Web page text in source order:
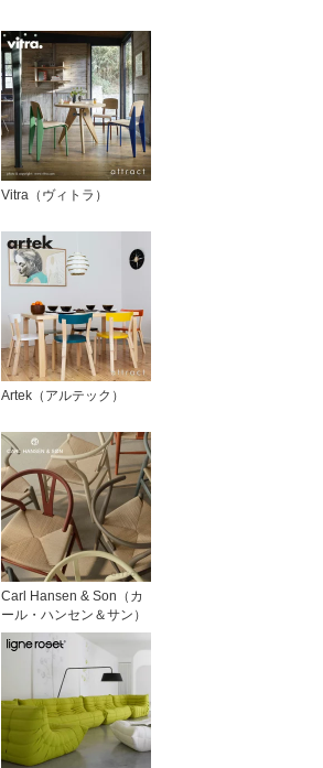
Vitra（ヴィトラ）
Artek（アルテック）
Carl Hansen & Son（カ
ール・ハンセン＆サン）